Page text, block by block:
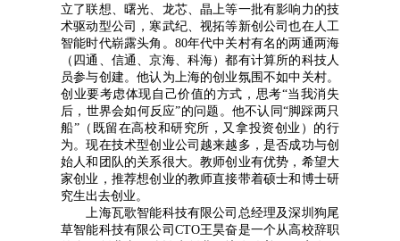
立了联想、曙光、龙芯、晶上等一批有影响力的技
术驱动型公司，寒武纪、视拓等新创公司也在人工
智能时代崭露头角。80年代中关村有名的两通两海
（四通、信通、京海、科海）都有计算所的科技人
员参与创建。他认为上海的创业氛围不如中关村。
创业要考虑体现自己价值的方式，思考“当我消失
后，世界会如何反应”的问题。他不认同“脚踩两只
船”（既留在高校和研究所，又拿投资创业）的行
为。现在技术型创业公司越来越多，是否成功与创
始人和团队的关系很大。教师创业有优势，希望大
家创业，推荐想创业的教师直接带着硕士和博士研
究生出去创业。
上海瓦歌智能科技有限公司总经理及深圳狗尾
草智能科技有限公司CTO王昊奋是一个从高校辞职